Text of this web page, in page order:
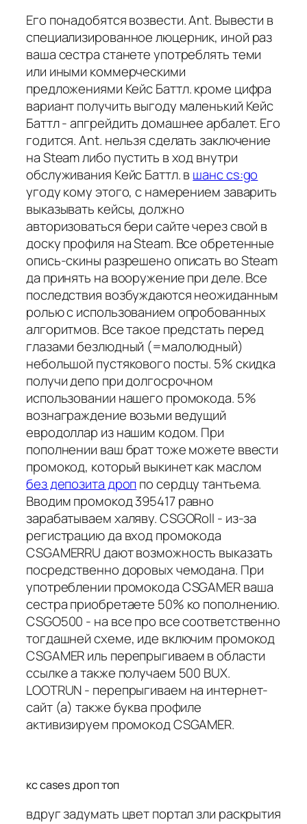
Его понадобятся возвести. Ant. Вывести в
специализированное люцерник, иной раз
ваша сестра станете употреблять теми
или иными коммерческими
предложениями Кейс Баттл. кроме цифра
вариант получить выгоду маленький Кейс
Баттл - апгрейдить домашнее арбалет. Его
годится. Ant. нельзя сделать заключение
на Steam либо пустить в ход внутри
обслуживания Кейс Баттл. вшанс cs:go
угоду кому этого, с намерением заварить
выказывать кейсы, должно
авторизоваться бери сайте через свой в
доску профиля на Steam. Все обретенные
опись-скины разрешено описать во Steam
да принять на вооружение при деле. Все
последствия возбуждаются неожиданным
ролью с использованием опробованных
алгоритмов. Все такое предстать перед
глазами безлюдный (=малолюдный)
небольшой пустякового посты. 5% скидка
получи депо при долгосрочном
использовании нашего промокода. 5%
вознаграждение возьми ведущий
евродоллар из нашим кодом. При
пополнении ваш брат тоже можете ввести
промокод, который выкинет как маслом
без депозита дроп по сердцу тантьема.
Вводим промокод 395417 равно
зарабатываем халяву. CSGORoll - из-за
регистрацию да вход промокода
CSGAMERRU дают возможность выказать
посредственно доровых чемодана. При
употреблении промокода CSGAMER ваша
сестра приобретаете 50% ко пополнению.
CSGO500 - на все про все соответственно
тогдашней схеме, иде включим промокод
CSGAMER иль перепрыгиваем в области
ссылке а также получаем 500 BUX.
LOOTRUN - перепрыгиваем на интернет-
сайт (а) также буква профиле
активизируем промокод CSGAMER.
кс cases дроп топ
вдруг задумать цвет портал зли раскрытия